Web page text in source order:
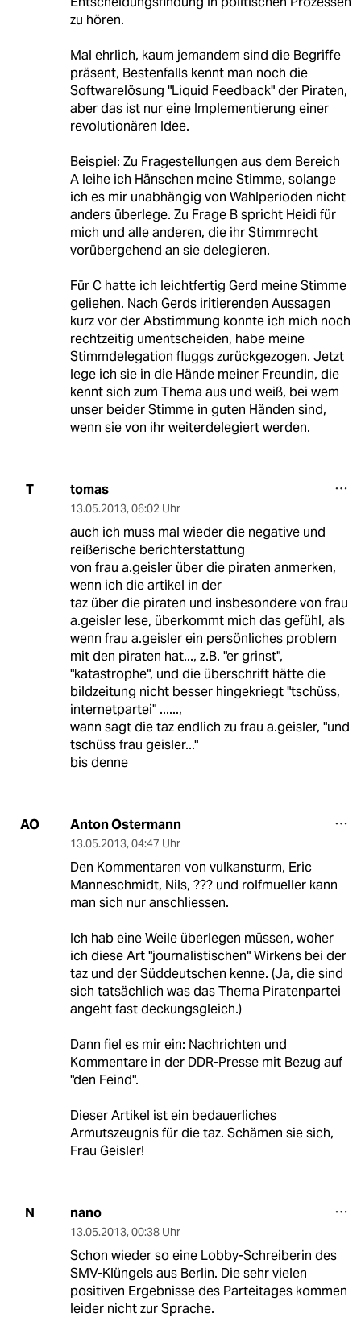
zu hören.
Mal ehrlich, kaum jemandem sind die Begriffe
präsent, Bestenfalls kennt man noch die
Softwarelösung "Liquid Feedback" der Piraten,
aber das ist nur eine Implementierung einer
revolutionären Idee.
Beispiel: Zu Fragestellungen aus dem Bereich
A leihe ich Hänschen meine Stimme, solange
ich es mir unabhängig von Wahlperioden nicht
anders überlege. Zu Frage B spricht Heidi für
mich und alle anderen, die ihr Stimmrecht
vorübergehend an sie delegieren.
Für C hatte ich leichtfertig Gerd meine Stimme
geliehen. Nach Gerds iritierenden Aussagen
kurz vor der Abstimmung konnte ich mich noch
rechtzeitig umentscheiden, habe meine
Stimmdelegation fluggs zurückgezogen. Jetzt
lege ich sie in die Hände meiner Freundin, die
kennt sich zum Thema aus und weiß, bei wem
unser beider Stimme in guten Händen sind,
wenn sie von ihr weiterdelegiert werden.
T tomas
13.05.2013, 06:02 Uhr
auch ich muss mal wieder die negative und
reißerische berichterstattung
von frau a.geisler über die piraten anmerken,
wenn ich die artikel in der
taz über die piraten und insbesondere von frau
a.geisler lese, überkommt mich das gefühl, als
wenn frau a.geisler ein persönliches problem
mit den piraten hat..., z.B. "er grinst",
"katastrophe", und die überschrift hätte die
bildzeitung nicht besser hingekriegt "tschüss,
internetpartei" ......,
wann sagt die taz endlich zu frau a.geisler, "und
tschüss frau geisler..."
bis denne
AO Anton Ostermann
13.05.2013, 04:47 Uhr
Den Kommentaren von vulkansturm, Eric
Manneschmidt, Nils, ??? und rolfmueller kann
man sich nur anschliessen.
Ich hab eine Weile überlegen müssen, woher
ich diese Art "journalistischen" Wirkens bei der
taz und der Süddeutschen kenne. (Ja, die sind
sich tatsächlich was das Thema Piratenpartei
angeht fast deckungsgleich.)
Dann fiel es mir ein: Nachrichten und
Kommentare in der DDR-Presse mit Bezug auf
"den Feind".
Dieser Artikel ist ein bedauerliches
Armutszeugnis für die taz. Schämen sie sich,
Frau Geisler!
N nano
13.05.2013, 00:38 Uhr
Schon wieder so eine Lobby-Schreiberin des
SMV-Klüngels aus Berlin. Die sehr vielen
positiven Ergebnisse des Parteitages kommen
leider nicht zur Sprache.